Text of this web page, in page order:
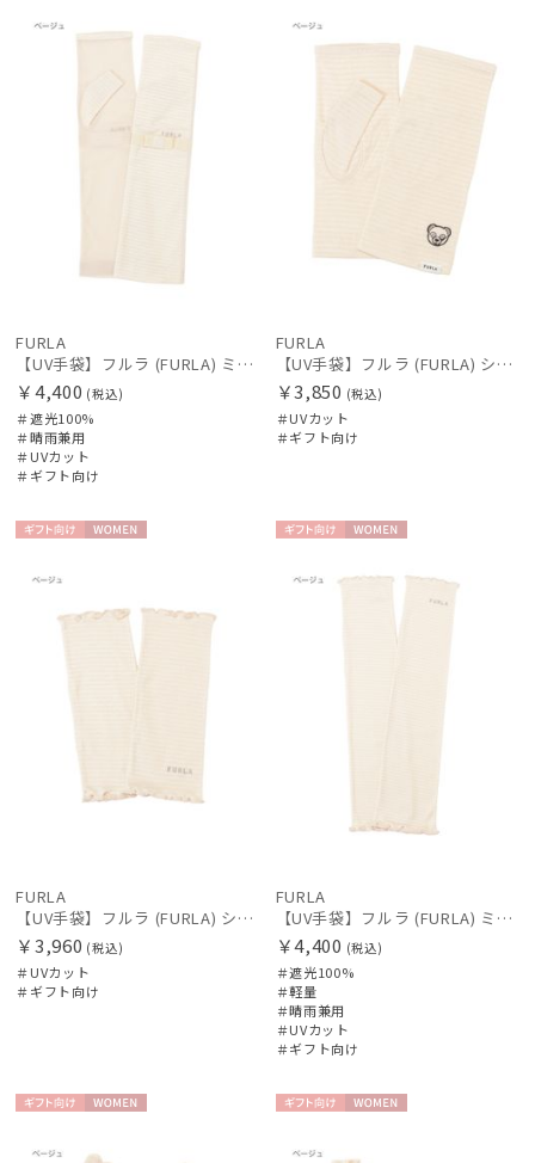
向け
FURLA
【UV手袋】フルラ (FURLA) ミディアム ＵＶ手袋 リボン 指無し
￥4,400 (税込)
＃遮光100%
＃晴雨兼用
＃UVカット
＃ギフト向け
向け
FURLA
【UV手袋】フルラ (FURLA) ショート ＵＶ手袋 ベア 指無し
￥3,850 (税込)
＃UVカット
＃ギフト向け
向け
FURLA
【UV手袋】フルラ (FURLA) ショート ＵＶ手袋 フリル 指無し
￥3,960 (税込)
＃UVカット
＃ギフト向け
向け
N
FURLA
【UV手袋】フルラ (FURLA) ミディアム ＵＶ手袋 フリル 指無し
￥4,400 (税込)
＃遮光100%
＃軽量
＃晴雨兼用
＃UVカット
＃ギフト向け
向け
N
向け